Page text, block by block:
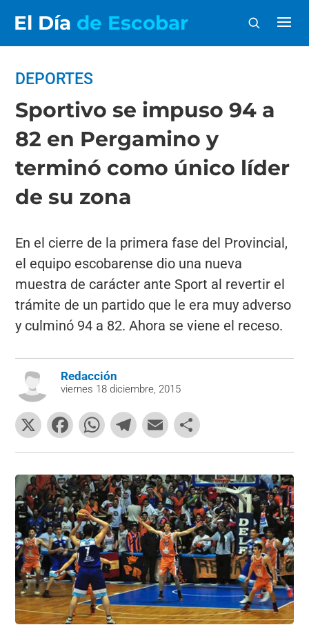
El Día de Escobar
DEPORTES
Sportivo se impuso 94 a
82 en Pergamino y
terminó como único líder
de su zona
En el cierre de la primera fase del Provincial,
el equipo escobarense dio una nueva
muestra de carácter ante Sport al revertir el
trámite de un partido que le era muy adverso
y culminó 94 a 82. Ahora se viene el receso.
Redacción
viernes 18 diciembre, 2015
X
F
a
c
e
b
o
o
k
W
h
at
s
A
p
p
T
el
e
gr
a
m
E
m
ai
l
o
m
p
ar
tir